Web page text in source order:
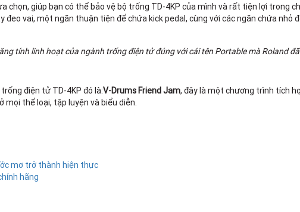
chọn, giúp bạn có thể bảo vệ bộ trống TD-4KP của mình và rất tiện lợi trong
đeo vai, một ngăn thuận tiện để chứa kick pedal, cùng với các ngăn chứa nhỏ
tính linh hoạt của ngành trống điện tử đúng với cái tên Portable mà Roland
điện tử TD-4KP đó là:V-Drums Friend Jam, đây là một chương trình tích
mọi thể loại, tập luyện và biểu diễn.
mơ trở thành hiện thực
hãng